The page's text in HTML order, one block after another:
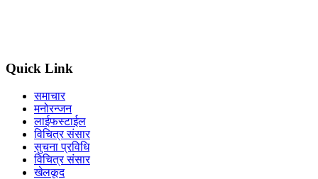
Quick Link
समाचार
मनोरन्जन
लाईफस्टाईल
विचित्र संसार
सुचना प्रविधि
विचित्र संसार
खेलकूद